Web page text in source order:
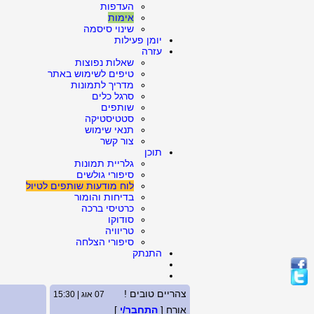
העדפות
אימות
שינוי סיסמה
יומן פעילות
עזרה
שאלות נפוצות
טיפים לשימוש באתר
מדריך לתמונות
סרגל כלים
שותפים
סטטיסטיקה
תנאי שימוש
צור קשר
תוכן
גלריית תמונות
סיפורי גולשים
לוח מודעות שותפים לטיול
בדיחות והומור
כרטיסי ברכה
סודוקו
טריוויה
סיפורי הצלחה
התנתק
צהריים טובים ! 07 אוג | 15:30
אורח [ התחבר/י ]